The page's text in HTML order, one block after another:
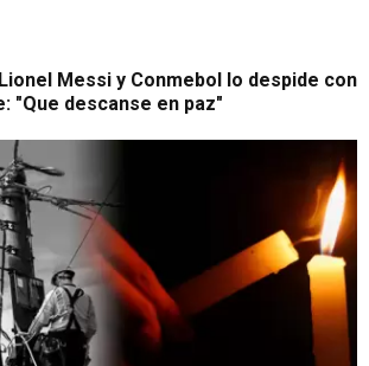
Messi y Conmebol lo despide con
"Que descanse en paz"